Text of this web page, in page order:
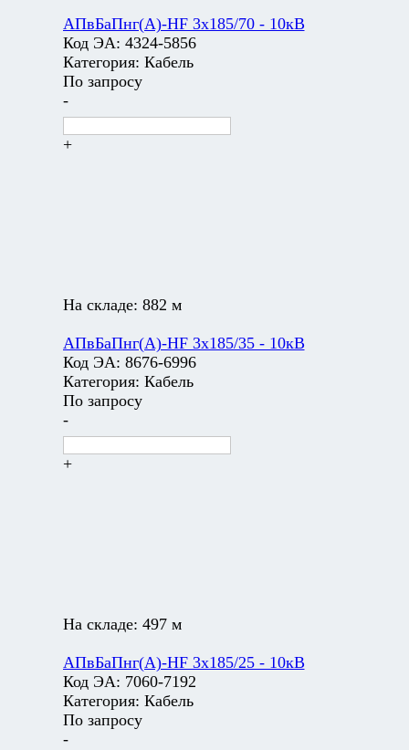
АПвБаПнг(А)-HF 3х185/70 - 10кВ
Код ЭА: 4324-5856
Категория: Кабель
По запросу
-
+
На складе: 882 м
АПвБаПнг(А)-HF 3х185/35 - 10кВ
Код ЭА: 8676-6996
Категория: Кабель
По запросу
-
+
На складе: 497 м
АПвБаПнг(А)-HF 3х185/25 - 10кВ
Код ЭА: 7060-7192
Категория: Кабель
По запросу
-